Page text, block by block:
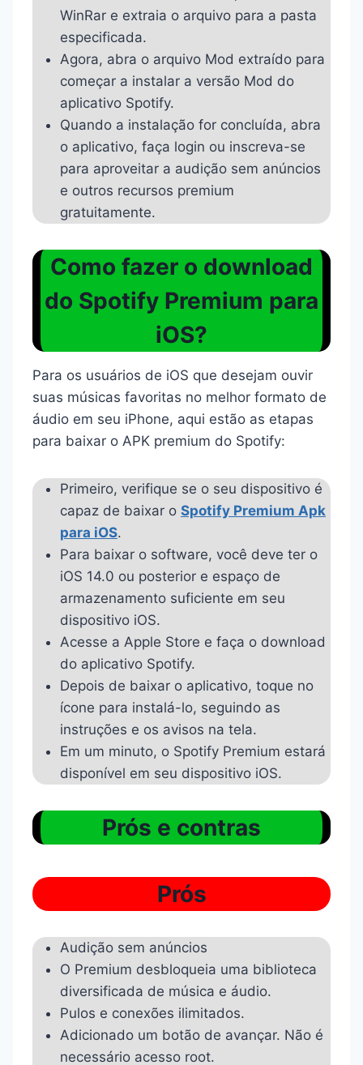
WinRar e extraia o arquivo para a pasta
especificada.
Agora, abra o arquivo Mod extraído para
começar a instalar a versão Mod do
aplicativo Spotify.
Quando a instalação for concluída, abra
o aplicativo, faça login ou inscreva-se
para aproveitar a audição sem anúncios
e outros recursos premium
gratuitamente.
Como fazer o download
do Spotify Premium para
iOS?
Para os usuários de iOS que desejam ouvir
suas músicas favoritas no melhor formato de
áudio em seu iPhone, aqui estão as etapas
para baixar o APK premium do Spotify:
Primeiro, verifique se o seu dispositivo é
capaz de baixar o Spotify Premium Apk
para iOS.
Para baixar o software, você deve ter o
iOS 14.0 ou posterior e espaço de
armazenamento suficiente em seu
dispositivo iOS.
Acesse a Apple Store e faça o download
do aplicativo Spotify.
Depois de baixar o aplicativo, toque no
ícone para instalá-lo, seguindo as
instruções e os avisos na tela.
Em um minuto, o Spotify Premium estará
disponível em seu dispositivo iOS.
Prós e contras
Prós
Audição sem anúncios
O Premium desbloqueia uma biblioteca
diversificada de música e áudio.
Pulos e conexões ilimitados.
Adicionado um botão de avançar. Não é
necessário acesso root.